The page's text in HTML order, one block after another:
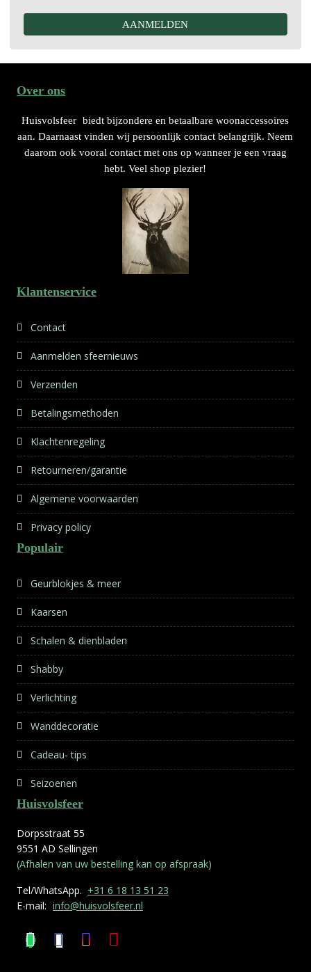
Over ons
Huisvolsfeer biedt bijzondere en betaalbare woonaccessoires
aan. Daarnaast vinden wij persoonlijk contact belangrijk. Neem
daarom ook vooral contact met ons op wanneer je een vraag
hebt. Veel shop plezier!
Klantenservice
Contact
Aanmelden sfeernieuws
Verzenden
Betalingsmethoden
Klachtenregeling
Retourneren/garantie
Algemene voorwaarden
Privacy policy
Populair
Geurblokjes & meer
Kaarsen
Schalen & dienbladen
Shabby
Verlichting
Wanddecoratie
Cadeau- tips
Seizoenen
Huisvolsfeer
Dorpsstraat 55
9551 AD Sellingen
(Afhalen van uw bestelling kan op afspraak)
Tel/WhatsApp. +31 6 18 13 51 23
E-mail: info@huisvolsfeer.nl